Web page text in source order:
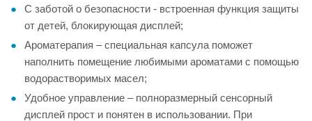
С заботой о безопасности - встроенная функция защиты
от детей, блокирующая дисплей;
Ароматерапия – специальная капсула поможет
наполнить помещение любимыми ароматами с помощью
водорастворимых масел;
Удобное управление – полноразмерный сенсорный
дисплей прост и понятен в использовании. При